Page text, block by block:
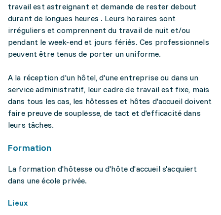
travail est astreignant et demande de rester debout
durant de longues heures . Leurs horaires sont
irréguliers et comprennent du travail de nuit et/ou
pendant le week-end et jours fériés. Ces professionnels
peuvent être tenus de porter un uniforme.
A la réception d'un hôtel, d'une entreprise ou dans un
service administratif, leur cadre de travail est fixe, mais
dans tous les cas, les hôtesses et hôtes d'accueil doivent
faire preuve de souplesse, de tact et d'efficacité dans
leurs tâches.
Formation
La formation d'hôtesse ou d'hôte d'accueil s'acquiert
dans une école privée.
Lieux